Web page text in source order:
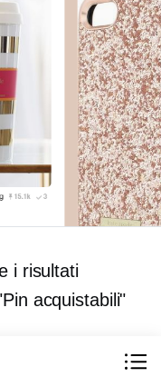
i risultati
acquistabili"